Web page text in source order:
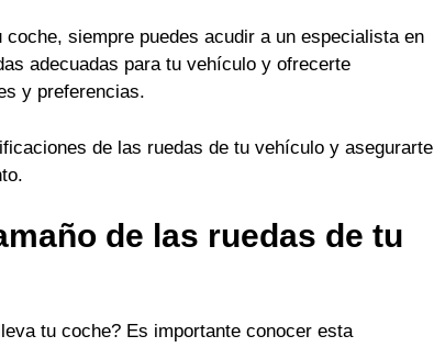
siempre puedes acudir a un especialista en
adecuadas para tu vehículo y ofrecerte
y preferencias.
de las ruedas de tu vehículo y asegurarte
de las ruedas de tu
tu coche? Es importante conocer esta